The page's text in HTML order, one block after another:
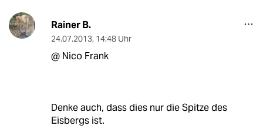
Rainer B.
24.07.2013, 14:48 Uhr
@ Nico Frank
Denke auch, dass dies nur die Spitze des
Eisbergs ist.